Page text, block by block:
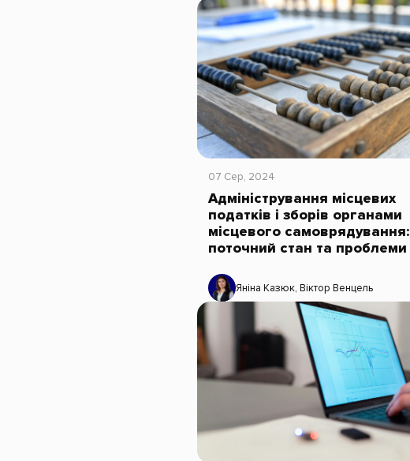
07 Сер, 2024
Адміністрування місцевих
податків і зборів органами
місцевого самоврядування:
поточний стан та проблеми
Яніна Казюк, Віктор Венцель